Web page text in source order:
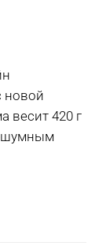
новой
весит 420 г